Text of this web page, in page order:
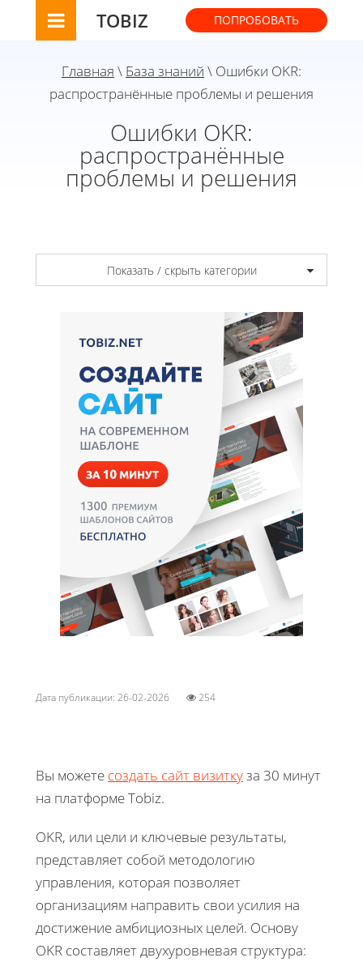
TOBIZ ПОПРОБОВАТЬ
Главная \ База знаний \ Ошибки OKR:
распространённые проблемы и решения
Ошибки OKR:
распространённые
проблемы и решения
Показать / скрыть категории
Дата публикации: 26-02-2026 254
Вы можете создать сайт визиткуза 30 минут
на платформе Tobiz.
OKR, или цели и ключевые результаты,
представляет собой методологию
управления, которая позволяет
организациям направить свои усилия на
достижение амбициозных целей. Основу
OKR составляет двухуровневая структура: